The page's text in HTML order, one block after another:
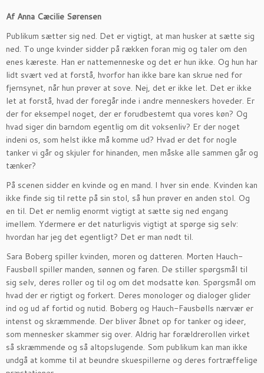
Af Anna Cæcilie Sørensen
Publikum sætter sig ned. Det er vigtigt, at man husker at sætte sig
ned. To unge kvinder sidder på rækken foran mig og taler om den
enes kæreste. Han er nattemenneske og det er hun ikke. Og hun har
lidt svært ved at forstå, hvorfor han ikke bare kan skrue ned for
fjernsynet, når hun prøver at sove. Nej, det er ikke let. Det er ikke
let at forstå, hvad der foregår inde i andre menneskers hoveder. Er
der for eksempel noget, der er forudbestemt qua vores køn? Og
hvad siger din barndom egentlig om dit voksenliv? Er der noget
indeni os, som helst ikke må komme ud? Hvad er det for nogle
tanker vi går og skjuler for hinanden, men måske alle sammen går og
tænker?
På scenen sidder en kvinde og en mand. I hver sin ende. Kvinden kan
ikke finde sig til rette på sin stol, så hun prøver en anden stol. Og
en til. Det er nemlig enormt vigtigt at sætte sig ned engang
imellem. Ydermere er det naturligvis vigtigt at spørge sig selv:
hvordan har jeg det egentligt? Det er man nødt til.
Sara Boberg spiller kvinden, moren og datteren. Morten Hauch-
Fausbøll spiller manden, sønnen og faren. De stiller spørgsmål til
sig selv, deres roller og til og om det modsatte køn. Spørgsmål om
hvad der er rigtigt og forkert. Deres monologer og dialoger glider
ind og ud af fortid og nutid. Boberg og Hauch-Fausbølls nærvær er
intenst og skræmmende. Der bliver åbnet op for tanker og ideer,
som mennesker skammer sig over. Aldrig har forældrerollen virket
så skræmmende og så altopslugende. Som publikum kan man ikke
undgå at komme til at beundre skuespillerne og deres fortræffelige